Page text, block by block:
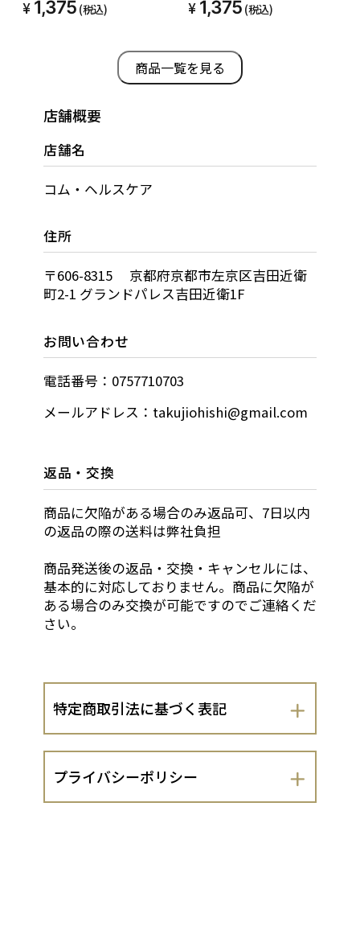
1,375 (税込) 1,375 (税込)
商品一覧を見る
店舗概要
店舗名
コム・ヘルスケア
住所
〒606-8315 京都府京都市左京区吉田近衛
町2-1 グランドパレス吉田近衛1F
お問い合わせ
電話番号：0757710703
メールアドレス：takujiohishi@gmail.com
返品・交換
商品に欠陥がある場合のみ返品可、7日以内
の返品の際の送料は弊社負担
商品発送後の返品・交換・キャンセルには、
基本的に対応しておりません。商品に欠陥が
ある場合のみ交換が可能ですのでご連絡くだ
さい。
特定商取引法に基づく表記
会社名
プライバシーポリシー